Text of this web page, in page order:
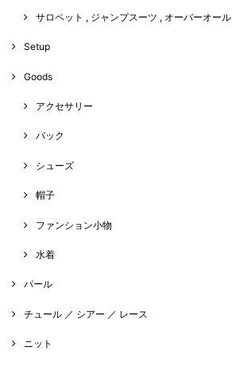
サロペット , ジャンプスーツ , オーバーオール
Setup
Goods
アクセサリー
バック
シューズ
帽子
ファンション小物
水着
パール
チュール ／ シアー ／ レース
ニット